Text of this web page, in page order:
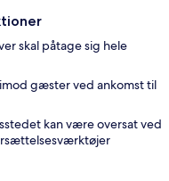
skal påtage sig hele
gæster ved ankomst til
kan være oversat ved